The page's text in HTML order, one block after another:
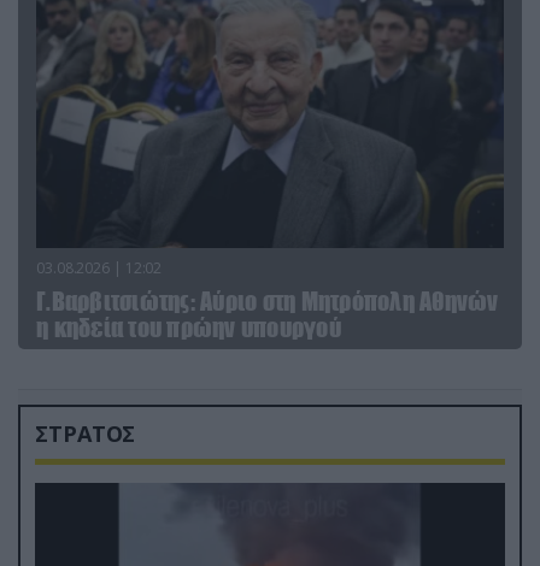
03.08.2026 | 12:02
Γ.Βαρβιτσιώτης: Aύριο στη Μητρόπολη Αθηνών
η κηδεία του πρώην υπουργού
ΣΤΡΑΤΟΣ